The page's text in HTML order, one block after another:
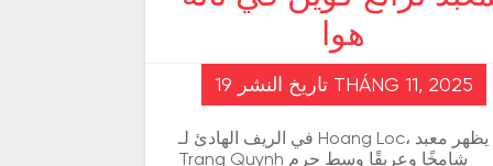
هوا
تاريخ النشر 19 THÁNG 11, 2025
في الريف الهادئ لـ Hoang Loc، يظهر معبد
Trang Quynh شامخًا وعريقًا وسط حرم